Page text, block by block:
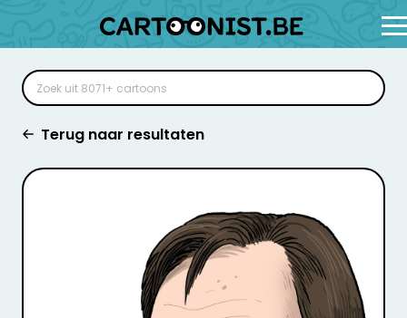
Terug naar resultaten